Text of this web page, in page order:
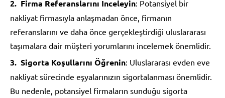
Firma Referanslarını İnceleyin: Potansiyel bir
nakliyat firmasıyla anlaşmadan önce, firmanın
referanslarını ve daha önce gerçekleştirdiği uluslararası
taşımalara dair müşteri yorumlarını incelemek önemlidir.
Sigorta Koşullarını Öğrenin: Uluslararası evden eve
nakliyat sürecinde eşyalarınızın sigortalanması önemlidir.
Bu nedenle, potansiyel firmaların sunduğu sigorta